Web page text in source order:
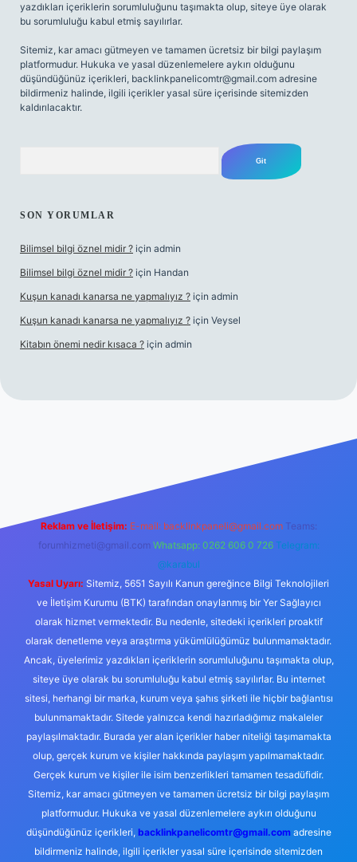
yazdıkları içeriklerin sorumluluğunu taşımakta olup, siteye üye olarak
bu sorumluluğu kabul etmiş sayılırlar.
Sitemiz, kar amacı gütmeyen ve tamamen ücretsiz bir bilgi paylaşım
platformudur. Hukuka ve yasal düzenlemelere aykırı olduğunu
düşündüğünüz içerikleri, backlinkpanelicomtr@gmail.com adresine
bildirmeniz halinde, ilgili içerikler yasal süre içerisinde sitemizden
kaldırılacaktır.
SON YORUMLAR
Bilimsel bilgi öznel midir ? için admin
Bilimsel bilgi öznel midir ? için Handan
Kuşun kanadı kanarsa ne yapmalıyız ? için admin
Kuşun kanadı kanarsa ne yapmalıyız ? için Veysel
Kitabın önemi nedir kısaca ? için admin
Reklam ve İletişim: E-mail: backlinkpaneli@gmail.com Teams:
forumhizmeti@gmail.com Whatsapp: 0262 606 0 726 Telegram:
@karabul
Yasal Uyarı: Sitemiz, 5651 Sayılı Kanun gereğince Bilgi Teknolojileri
ve İletişim Kurumu (BTK) tarafından onaylanmış bir Yer Sağlayıcı
olarak hizmet vermektedir. Bu nedenle, sitedeki içerikleri proaktif
olarak denetleme veya araştırma yükümlülüğümüz bulunmamaktadır.
Ancak, üyelerimiz yazdıkları içeriklerin sorumluluğunu taşımakta olup,
siteye üye olarak bu sorumluluğu kabul etmiş sayılırlar. Bu internet
sitesi, herhangi bir marka, kurum veya şahıs şirketi ile hiçbir bağlantısı
bulunmamaktadır. Sitede yalnızca kendi hazırladığımız makaleler
paylaşılmaktadır. Burada yer alan içerikler haber niteliği taşımamakta
olup, gerçek kurum ve kişiler hakkında paylaşım yapılmamaktadır.
Gerçek kurum ve kişiler ile isim benzerlikleri tamamen tesadüfidir.
Sitemiz, kar amacı gütmeyen ve tamamen ücretsiz bir bilgi paylaşım
platformudur. Hukuka ve yasal düzenlemelere aykırı olduğunu
düşündüğünüz içerikleri, backlinkpanelicomtr@gmail.comadresine
bildirmeniz halinde, ilgili içerikler yasal süre içerisinde sitemizden